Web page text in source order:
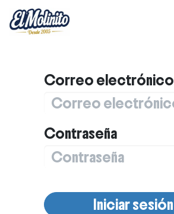
Correo electrónico
Contraseña
Iniciar sesión